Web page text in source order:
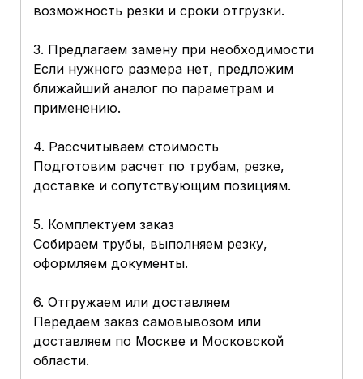
возможность резки и сроки отгрузки.
3. Предлагаем замену при необходимости
Если нужного размера нет, предложим
ближайший аналог по параметрам и
применению.
4. Рассчитываем стоимость
Подготовим расчет по трубам, резке,
доставке и сопутствующим позициям.
5. Комплектуем заказ
Собираем трубы, выполняем резку,
оформляем документы.
6. Отгружаем или доставляем
Передаем заказ самовывозом или
доставляем по Москве и Московской
области.